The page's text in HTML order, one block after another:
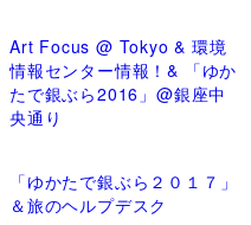
Art Focus @ Tokyo & 環境
情報センター情報！& 「ゆか
たで銀ぶら2016」@銀座中
央通り
「ゆかたで銀ぶら２０１７」
＆旅のヘルプデスク